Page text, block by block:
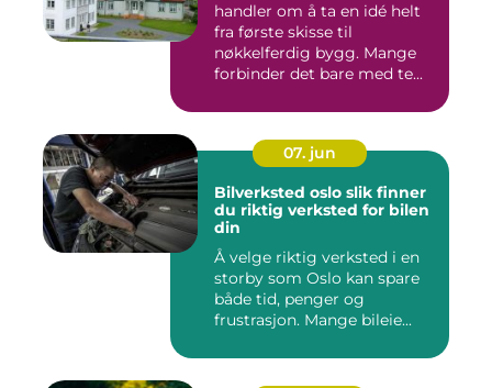
handler om å ta en idé helt
fra første skisse til
nøkkelferdig bygg. Mange
forbinder det bare med te...
07. jun
Bilverksted oslo slik finner
du riktig verksted for bilen
din
Å velge riktig verksted i en
storby som Oslo kan spare
både tid, penger og
frustrasjon. Mange bileie...